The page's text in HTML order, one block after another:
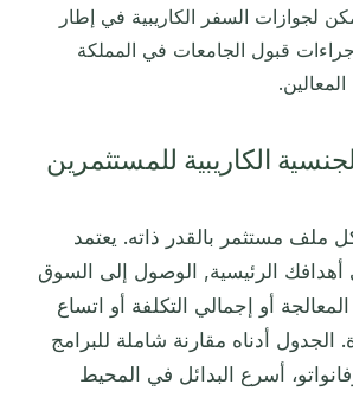
لجوازات السفر الكاريبية في إطار
قبول الجامعات في المملكة
المعالين.
الكاريبية للمستثمرين
ملف مستثمر بالقدر ذاته. يعتمد
أهدافك الرئيسية, الوصول إلى السوق
أو إجمالي التكلفة أو اتساع
الجدول أدناه مقارنة شاملة للبرامج
أسرع البدائل في المحيط